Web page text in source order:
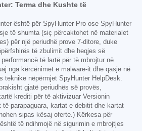
Terma dhe Kushte të
është për SpyHunter Pro ose SpyHunter
të shumta (siç përcaktohet në materialet
për një periudhë prove 7-ditore, duke
të zbulimit dhe heqjes së
të lartë për të mbrojtur në
nga kërcënimet e malware-it dhe qasje në
teknike nëpërmjet SpyHunter HelpDesk.
gjatë periudhës së provës,
krediti për të aktivizuar Versionin
të parapaguara, kartat e debitit dhe kartat
sipas kësaj oferte.) Kërkesa për
të ndihmojë në sigurimin e mbrojtjes